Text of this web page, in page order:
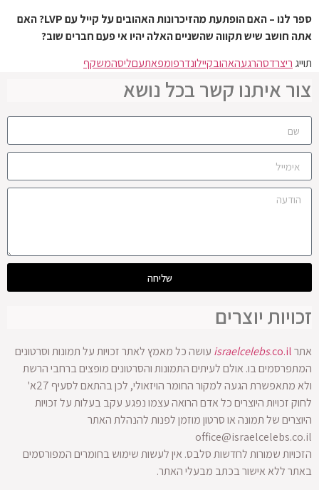
ספר לנו – האם הופתעת מהזיכרונות האהובים על קייל עם LVP? האם
אתה חושב שיש תקווה שהשניים האלה יהיו אי פעם חברים שוב?
תוייג ריצרדסהרגעהאהובקיילונדרפומפאתעםליסהמשקף
צור איתנו קשר בכל נושא
שליחה
זכויות יוצרים
אתר israelcelebs.co.il
עושה כל מאמץ לאתר זכויות על תמונות וסרטונים
המתפרסמים בו. אולם לעיתים התמונות והסרטונים מופצים ברחבי הרשת
ולא מתאפשרת הגעה למקור החומר הויזאולי, לכן בהתאם לסעיף 27א'
לחוק זכויות היוצרים כל אדם הרואה עצמו נפגע עקב בעלות על זכויות
היוצרים של תמונה או סרטון מוזמן לפנות להנהלת האתר
office@israelcelebs.co.il
הזכויות שמורות לחדשות סלבס. אין לעשות שימוש בחומרים המפורסמים
באתר ללא אישור בכתב מבעלי האתר.